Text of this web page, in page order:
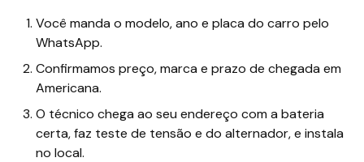
Você manda o modelo, ano e placa do carro pelo
WhatsApp.
Confirmamos preço, marca e prazo de chegada em
Americana.
O técnico chega ao seu endereço com a bateria
certa, faz teste de tensão e do alternador, e instala
no local.